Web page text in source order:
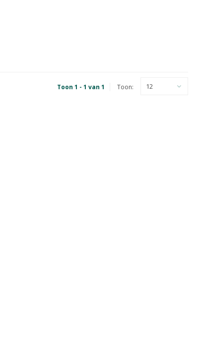
Toon 1 - 1 van 1 Toon: 12